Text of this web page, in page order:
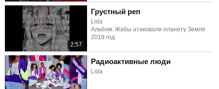
2:57
Грустный реп
Lida
Альбом: Жабы атаковали планету Земля
2019 год
Радиоактивные люди
Lida